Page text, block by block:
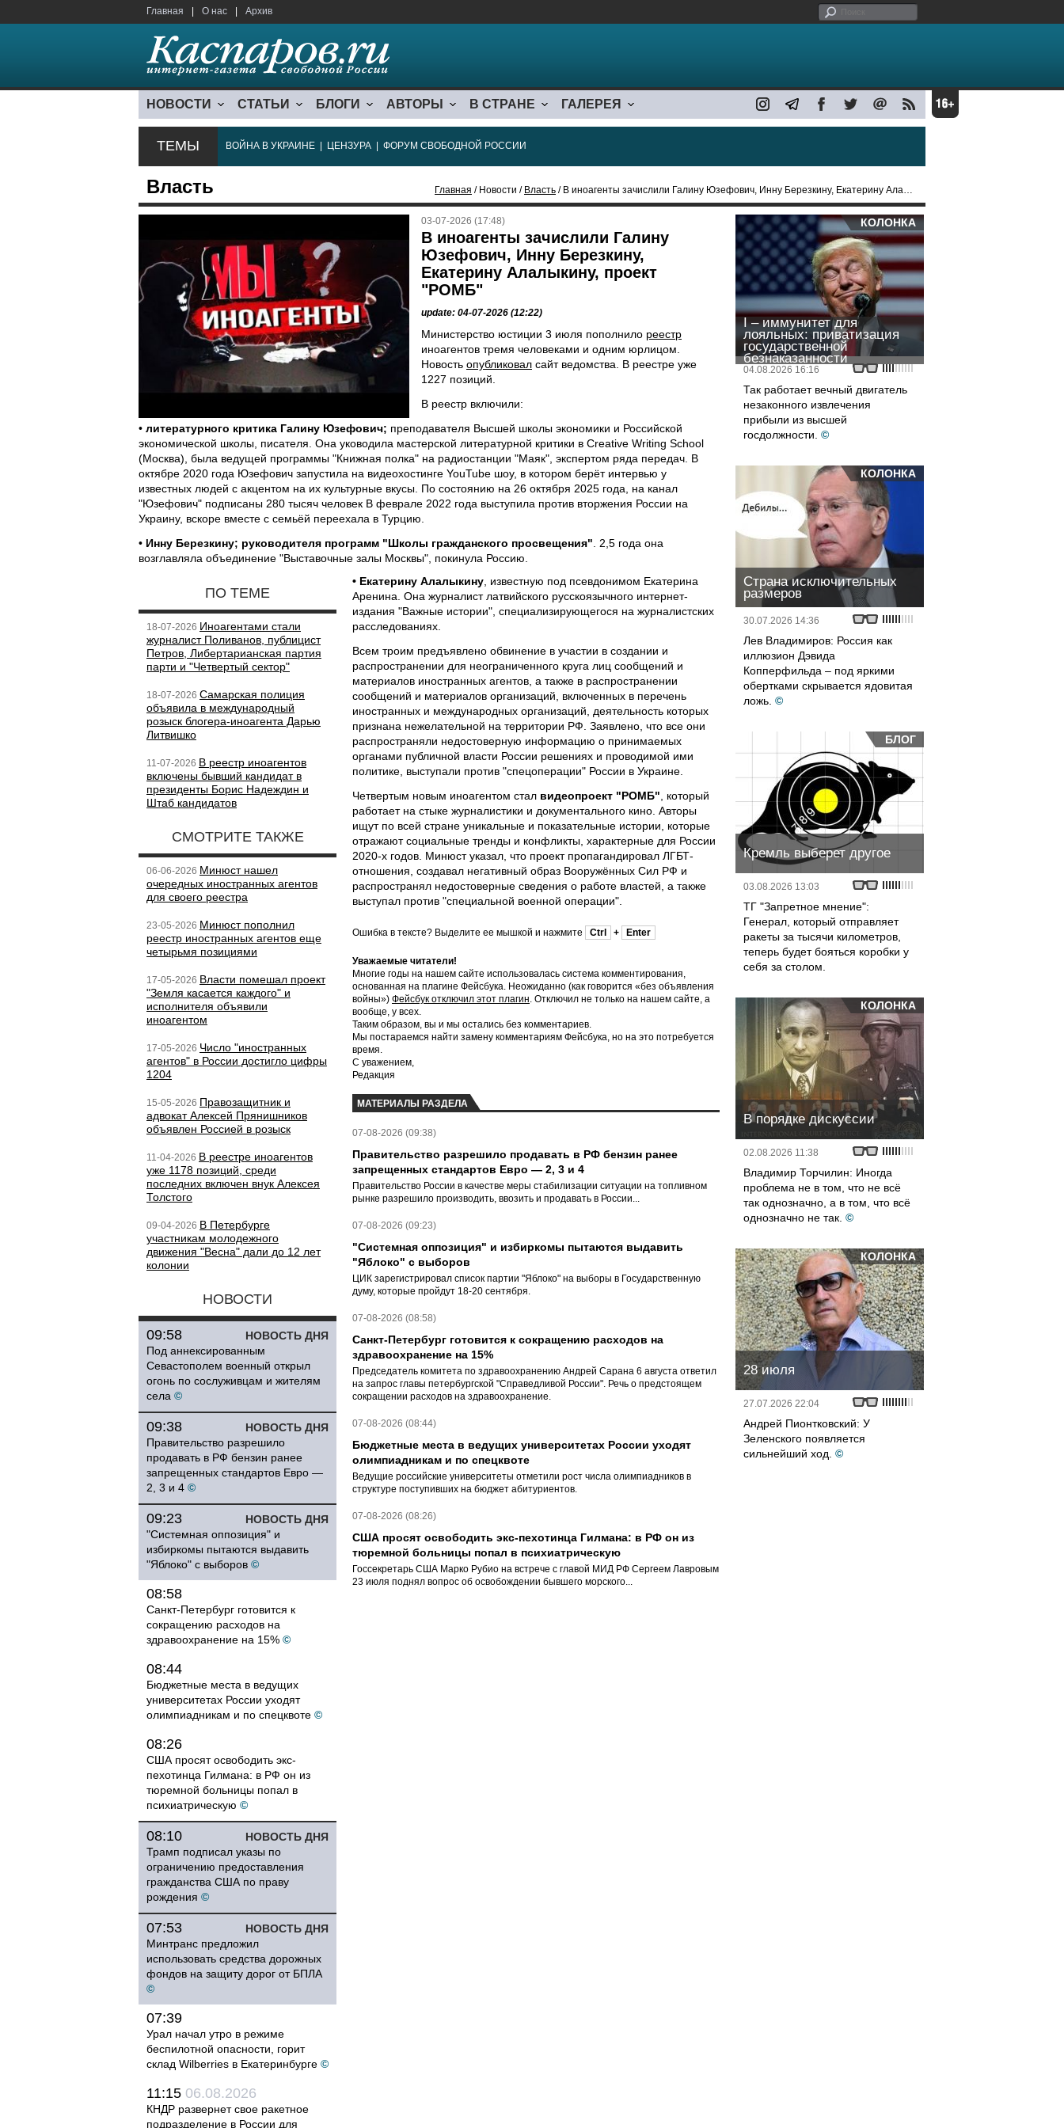
Главная О нас Архив
НОВОСТИ СТАТЬИ БЛОГИ АВТОРЫ В СТРАНЕ ГАЛЕРЕЯ
ТЕМЫ ВОЙНА В УКРАИНЕ ЦЕНЗУРА ФОРУМ СВОБОДНОЙ РОССИИ
Власть Главная / Новости / Власть / В иноагенты зачислили Галину Юзефович, Инну Березкину, Екатерину Алалыкину, проект "РОМБ"
03-07-2026 (17:48)
В иноагенты зачислили Галину
Юзефович, Инну Березкину,
Екатерину Алалыкину, проект
"РОМБ"
update: 04-07-2026 (12:22)
Министерство юстиции 3 июля пополнило реестр
иноагентов тремя человеками и одним юрлицом.
Новость опубликовал сайт ведомства. В реестре уже
1227 позиций.
В реестр включили:
• литературного критика Галину Юзефович; преподавателя Высшей школы экономики и Российской
экономической школы, писателя. Она уководила мастерской литературной критики в Creative Writing School
(Москва), была ведущей программы "Книжная полка" на радиостанции "Маяк", экспертом ряда передач. В
октябре 2020 года Юзефович запустила на видеохостинге YouTube шоу, в котором берёт интервью у
известных людей с акцентом на их культурные вкусы. По состоянию на 26 октября 2025 года, на канал
"Юзефович" подписаны 280 тысяч человек В феврале 2022 года выступила против вторжения России на
Украину, вскоре вместе с семьёй переехала в Турцию.
• Инну Березкину; руководителя программ "Школы гражданского просвещения" . 2,5 года она
возглавляла объединение "Выставочные залы Москвы", покинула Россию.
ПО ТЕМЕ
18-07-2026 Иноагентами стали
журналист Поливанов, публицист
Петров, Либертарианская партия
парти и "Четвертый сектор"
18-07-2026 Самарская полиция
объявила в международный
розыск блогера-иноагента Дарью
Литвишко
11-07-2026 В реестр иноагентов
включены бывший кандидат в
президенты Борис Надеждин и
Штаб кандидатов
СМОТРИТЕ ТАКЖЕ
06-06-2026 Минюст нашел
очередных иностранных агентов
для своего реестра
23-05-2026 Минюст пополнил
реестр иностранных агентов еще
четырьмя позициями
17-05-2026 Власти помешал проект
"Земля касается каждого" и
исполнителя объявили
иноагентом
17-05-2026 Число "иностранных
агентов" в России достигло цифры
1204
15-05-2026 Правозащитник и
адвокат Алексей Прянишников
объявлен Россией в розыск
11-04-2026 В реестре иноагентов
уже 1178 позиций, среди
последних включен внук Алексея
Толстого
09-04-2026 В Петербурге
участникам молодежного
движения "Весна" дали до 12 лет
колонии
НОВОСТИ
НОВОСТЬ ДНЯ
09:58
Под аннексированным
Севастополем военный открыл
огонь по сослуживцам и жителям
села ©
НОВОСТЬ ДНЯ
09:38
Правительство разрешило
продавать в РФ бензин ранее
запрещенных стандартов Евро —
2, 3 и 4 ©
НОВОСТЬ ДНЯ
09:23
"Системная оппозиция" и
избиркомы пытаются выдавить
"Яблоко" с выборов ©
08:58
Санкт-Петербург готовится к
сокращению расходов на
здравоохранение на 15% ©
08:44
Бюджетные места в ведущих
университетах России уходят
олимпиадникам и по спецквоте ©
08:26
США просят освободить экс-
пехотинца Гилмана: в РФ он из
тюремной больницы попал в
психиатрическую ©
НОВОСТЬ ДНЯ
08:10
Трамп подписал указы по
ограничению предоставления
гражданства США по праву
рождения ©
НОВОСТЬ ДНЯ
07:53
Минтранс предложил
использовать средства дорожных
фондов на защиту дорог от БПЛА
©
07:39
Урал начал утро в режиме
беспилотной опасности, горит
склад Wilberries в Екатеринбурге ©
11:15 06.08.2026
КНДР развернет свое ракетное
подразделение в России для
• Екатерину Алалыкину , известную под псевдонимом Екатерина
Аренина. Она журналист латвийского русскоязычного интернет-
издания "Важные истории", специализирующегося на журналистских
расследованиях.
Всем троим предъявлено обвинение в участии в создании и
распространении для неограниченного круга лиц сообщений и
материалов иностранных агентов, а также в распространении
сообщений и материалов организаций, включенных в перечень
иностранных и международных организаций, деятельность которых
признана нежелательной на территории РФ. Заявлено, что все они
распространяли недостоверную информацию о принимаемых
органами публичной власти России решениях и проводимой ими
политике, выступали против "спецоперации" России в Украине.
Четвертым новым иноагентом стал видеопроект "РОМБ" , который
работает на стыке журналистики и документального кино. Авторы
ищут по всей стране уникальные и показательные истории, которые
отражают социальные тренды и конфликты, характерные для России
2020-х годов. Минюст указал, что проект пропагандировал ЛГБТ-
отношения, создавал негативный образ Вооружённых Сил РФ и
распространял недостоверные сведения о работе властей, а также
выступал против "специальной военной операции".
Ошибка в тексте? Выделите ее мышкой и нажмите Ctrl + Enter
Уважаемые читатели!
Многие годы на нашем сайте использовалась система комментирования,
основанная на плагине Фейсбука. Неожиданно (как говорится «без объявления
войны») Фейсбук отключил этот плагин. Отключил не только на нашем сайте, а
вообще, у всех.
Таким образом, вы и мы остались без комментариев.
Мы постараемся найти замену комментариям Фейсбука, но на это потребуется
время.
С уважением,
Редакция
МАТЕРИАЛЫ РАЗДЕЛА
07-08-2026 (09:38)
Правительство разрешило продавать в РФ бензин ранее
запрещенных стандартов Евро — 2, 3 и 4
Правительство России в качестве меры стабилизации ситуации на топливном
рынке разрешило производить, ввозить и продавать в России...
07-08-2026 (09:23)
"Системная оппозиция" и избиркомы пытаются выдавить
"Яблоко" с выборов
ЦИК зарегистрировал список партии "Яблоко" на выборы в Государственную
думу, которые пройдут 18-20 сентября.
07-08-2026 (08:58)
Санкт-Петербург готовится к сокращению расходов на
здравоохранение на 15%
Председатель комитета по здравоохранению Андрей Сарана 6 августа ответил
на запрос главы петербургской "Справедливой России". Речь о предстоящем
сокращении расходов на здравоохранение.
07-08-2026 (08:44)
Бюджетные места в ведущих университетах России уходят
олимпиадникам и по спецквоте
Ведущие российские университеты отметили рост числа олимпиадников в
структуре поступивших на бюджет абитуриентов.
07-08-2026 (08:26)
США просят освободить экс-пехотинца Гилмана: в РФ он из
тюремной больницы попал в психиатрическую
Госсекретарь США Марко Рубио на встрече с главой МИД РФ Сергеем Лавровым
23 июля поднял вопрос об освобождении бывшего морского...
КОЛОНКА
I – иммунитет для
лояльных: приватизация
государственной
безнаказанности
04.08.2026 16:16
Так работает вечный двигатель
незаконного извлечения
прибыли из высшей
госдолжности. ©
КОЛОНКА
Страна исключительных
размеров
30.07.2026 14:36
Лев Владимиров: Россия как
иллюзион Дэвида
Копперфильда – под яркими
обертками скрывается ядовитая
ложь. ©
БЛОГ
Кремль выберет другое
03.08.2026 13:03
ТГ "Запретное мнение":
Генерал, который отправляет
ракеты за тысячи километров,
теперь будет бояться коробки у
себя за столом.
КОЛОНКА
В порядке дискуссии
02.08.2026 11:38
Владимир Торчилин: Иногда
проблема не в том, что не всё
так однозначно, а в том, что всё
однозначно не так. ©
КОЛОНКА
28 июля
27.07.2026 22:04
Андрей Пионтковский: У
Зеленского появляется
сильнейший ход. ©